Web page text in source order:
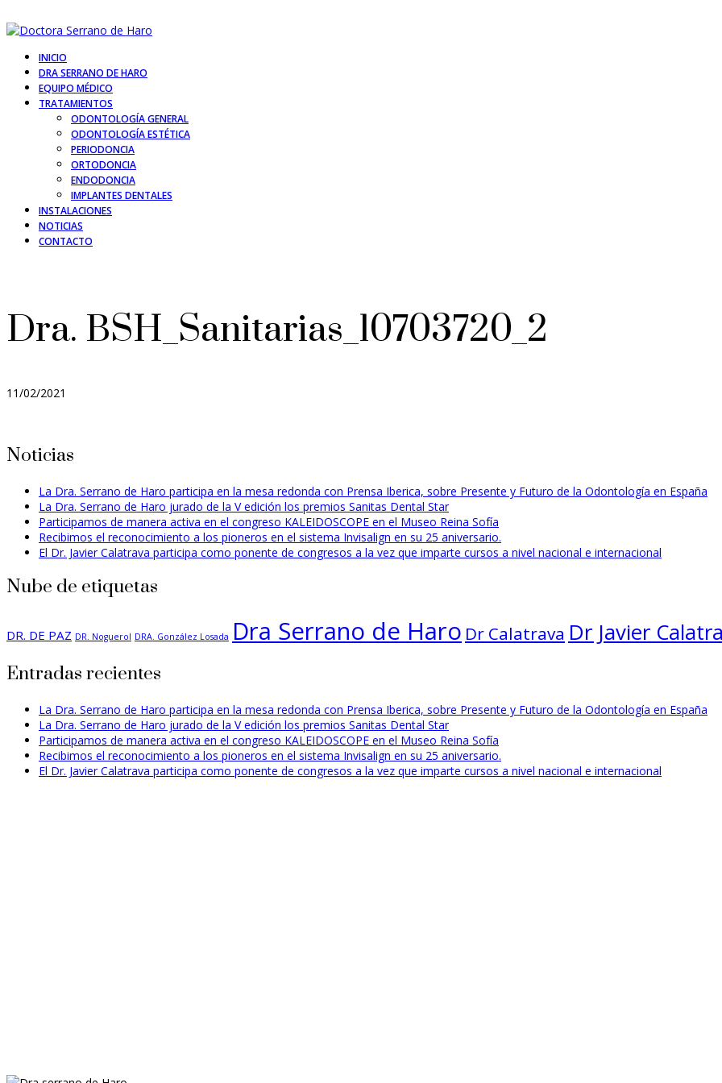
INICIO
DRA SERRANO DE HARO
EQUIPO MÉDICO
TRATAMIENTOS
ODONTOLOGÍA GENERAL
ODONTOLOGÍA ESTÉTICA
PERIODONCIA
ORTODONCIA
ENDODONCIA
IMPLANTES DENTALES
INSTALACIONES
NOTICIAS
CONTACTO
Dra. BSH_Sanitarias_10703720_2
11/02/2021
Noticias
La Dra. Serrano de Haro participa en la mesa redonda con Prensa Iberica, sobre Presente y Futuro de la Odontología en España
La Dra. Serrano de Haro jurado de la V edición los premios Sanitas Dental Star
Participamos de manera activa en el congreso KALEIDOSCOPE en el Museo Reina Sofía
Recibimos el reconocimiento a los pioneros en el sistema Invisalign en su 25 aniversario.
El Dr. Javier Calatrava participa como ponente de congresos a la vez que imparte cursos a nivel nacional e internacional
Nube de etiquetas
DR. DE PAZ DR. Noguerol DRA. González Losada Dra Serrano de Haro Dr Calatrava Dr Javier
Entradas recientes
La Dra. Serrano de Haro participa en la mesa redonda con Prensa Iberica, sobre Presente y Futuro de la Odontología en España
La Dra. Serrano de Haro jurado de la V edición los premios Sanitas Dental Star
Participamos de manera activa en el congreso KALEIDOSCOPE en el Museo Reina Sofía
Recibimos el reconocimiento a los pioneros en el sistema Invisalign en su 25 aniversario.
El Dr. Javier Calatrava participa como ponente de congresos a la vez que imparte cursos a nivel nacional e internacional